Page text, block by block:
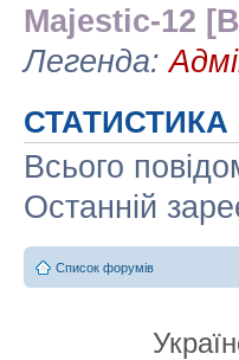
Majestic-12
Легенда:
СТАТИСТИКА
Всього
Останній
Список форумів